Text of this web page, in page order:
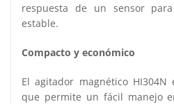
respuesta de un sensor
estable.
Compacto y económico
El agitador magnético
que permite un fácil manejo